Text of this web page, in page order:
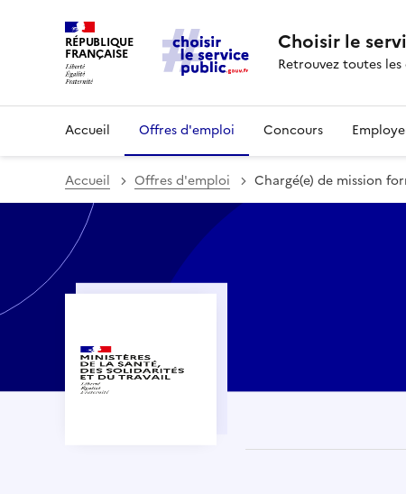
RÉPUBLIQUE
FRANÇAISE Choisir le
Retrouvez toutes
Accueil Offres d'emploi Concours
Accueil Offres d'emploi Chargé(e) de mission